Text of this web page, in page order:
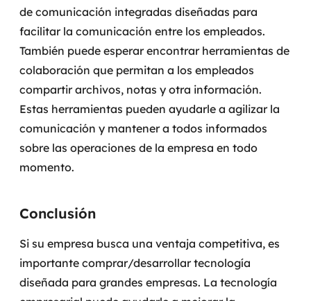
de comunicación integradas diseñadas para
facilitar la comunicación entre los empleados.
También puede esperar encontrar herramientas de
colaboración que permitan a los empleados
compartir archivos, notas y otra información.
Estas herramientas pueden ayudarle a agilizar la
comunicación y mantener a todos informados
sobre las operaciones de la empresa en todo
momento.
Conclusión
Si su empresa busca una ventaja competitiva, es
importante comprar/desarrollar tecnología
diseñada para grandes empresas. La tecnología